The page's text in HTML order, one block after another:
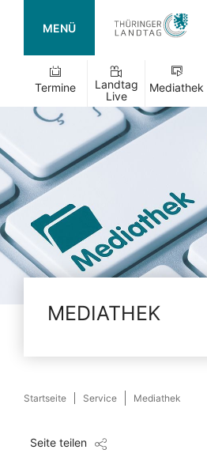
MENÜ
Termine
Landtag
Live
Mediathek
MEDIATHEK
Startseite Service Mediathek
Seite teilen